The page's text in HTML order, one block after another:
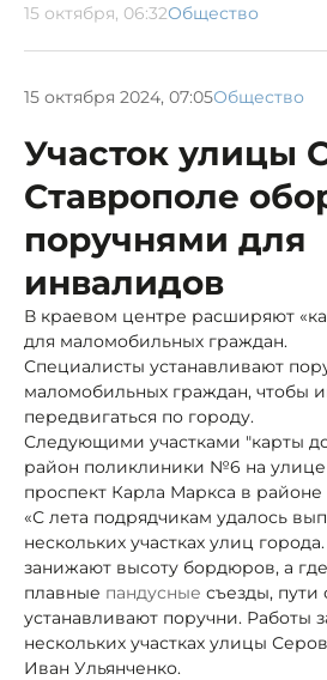
15 октября, 06:32Общество
15 октября 2024, 07:05Общество
Участок улицы
Ставрополе
поручнями для
инвалидов
В краевом центре расширяют
для маломобильных граждан.
Специалисты устанавливают
маломобильных граждан, чтобы
передвигаться по городу.
Следующими участками "карты
район поликлиники №6 на улице
проспект Карла Маркса в
«С лета подрядчикам удалось
нескольких участках улиц
занижают высоту бордюров, а
плавные пандусные съезды, пути
устанавливают поручни. Работы
нескольких участках улицы
Иван Ульянченко.